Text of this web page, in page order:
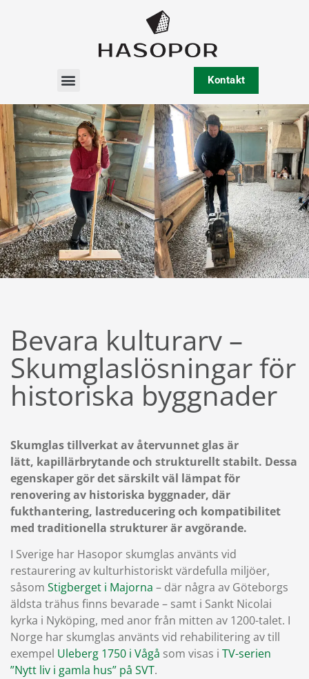
Kontakt
Bevara kulturarv –
Skumglaslösningar för
historiska byggnader
Skumglas tillverkat av återvunnet glas är
lätt, kapillärbrytande och strukturellt stabilt. Dessa
egenskaper gör det särskilt väl lämpat för
renovering av historiska byggnader, där
fukthantering, lastreducering och kompatibilitet
med traditionella strukturer är avgörande.
I Sverige har Hasopor skumglas använts vid
restaurering av kulturhistoriskt värdefulla miljöer,
såsom Stigberget i Majorna – där några av Göteborgs
äldsta trähus finns bevarade – samt i Sankt Nicolai
kyrka i Nyköping, med anor från mitten av 1200-talet. I
Norge har skumglas använts vid rehabilitering av till
exempel Uleberg 1750 i Vågå som visas i TV-serien
”Nytt liv i gamla hus” på SVT.